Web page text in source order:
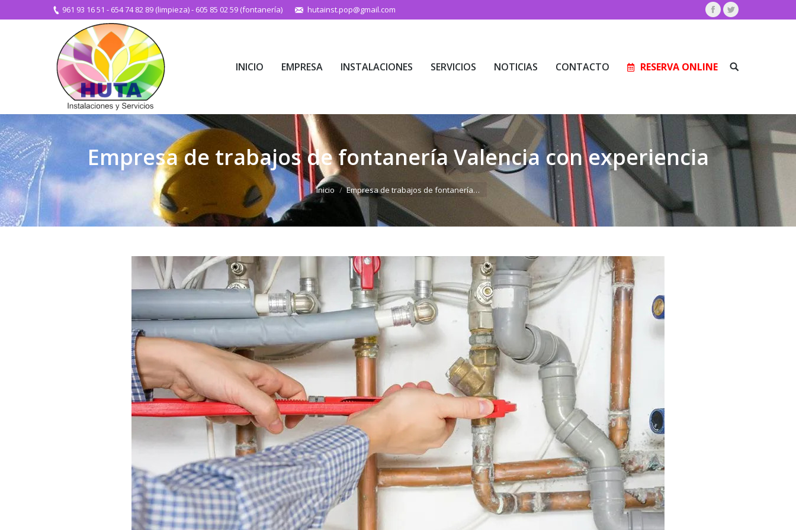
961 93 16 51 - 654 74 82 89 (limpieza)- 605 85 02 59 (fontanería) hutainst.pop@gmail.com Facebook
Twitter
INICIO EMPRESA INSTALACIONES SERVICIOS NOTICIAS CONTACTO RESERVA ONLINE Buscar:
Empresa de trabajos de fontanería Valencia con experiencia
Estás aquí:
Inicio Empresa de trabajos de fontanería…